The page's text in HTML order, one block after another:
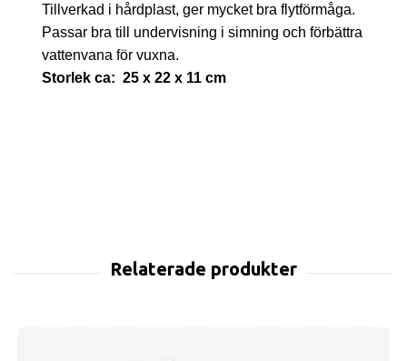
Tillverkad i hårdplast, ger mycket bra flytförmåga.
Passar bra till undervisning i simning och förbättra
vattenvana för vuxna.
Storlek ca: 25 x 22 x 11 cm